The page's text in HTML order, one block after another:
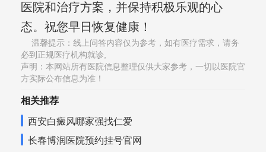
医院和治疗方案，并保持积极乐观的心
态。祝您早日恢复健康！
温馨提示：线上问答内容仅为参考，如有医疗需求，请务
必到正规医疗机构就诊,
声明：本网站所有医院信息整理仅供大家参考，一切以医院官
方实际公布信息为准！
相关推荐
西安白癜风哪家强找仁爱
长春博润医院预约挂号官网